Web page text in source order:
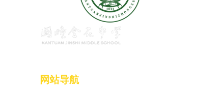
网站导航